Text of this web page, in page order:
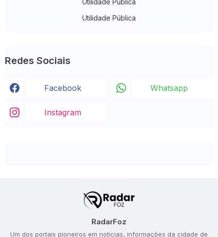
Utilidade Pública
Utilidade Pública
Redes Sociais
Facebook Whatsapp
Instagram
RadarFoz
Um dos portais pioneiros em notícias, informações da cidade de